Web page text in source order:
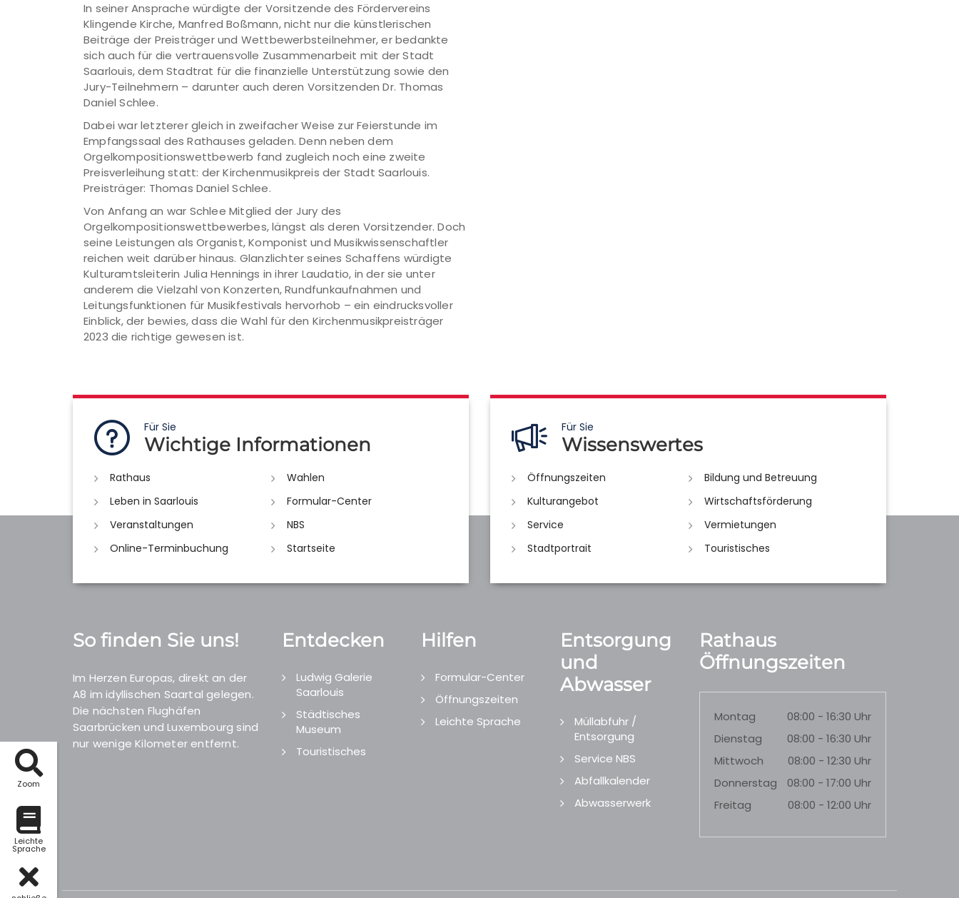
Zoom
Leichte
Sprache
In seiner Ansprache würdigte der Vorsitzende des Fördervereins
Klingende Kirche, Manfred Boßmann, nicht nur die künstlerischen
Beiträge der Preisträger und Wettbewerbsteilnehmer, er bedankte
sich auch für die vertrauensvolle Zusammenarbeit mit der Stadt
Saarlouis, dem Stadtrat für die finanzielle Unterstützung sowie den
Jury-Teilnehmern – darunter auch deren Vorsitzenden Dr. Thomas
Daniel Schlee.
Dabei war letzterer gleich in zweifacher Weise zur Feierstunde im
Empfangssaal des Rathauses geladen. Denn neben dem
Orgelkompositionswettbewerb fand zugleich noch eine zweite
Preisverleihung statt: der Kirchenmusikpreis der Stadt Saarlouis.
Preisträger: Thomas Daniel Schlee.
Von Anfang an war Schlee Mitglied der Jury des
Orgelkompositionswettbewerbes, längst als deren Vorsitzender. Doch
seine Leistungen als Organist, Komponist und Musikwissenschaftler
reichen weit darüber hinaus. Glanzlichter seines Schaffens würdigte
Kulturamtsleiterin Julia Hennings in ihrer Laudatio, in der sie unter
anderem die Vielzahl von Konzerten, Rundfunkaufnahmen und
Leitungsfunktionen für Musikfestivals hervorhob – ein eindrucksvoller
Einblick, der bewies, dass die Wahl für den Kirchenmusikpreisträger
2023 die richtige gewesen ist.
Für Sie
Wichtige Informationen
Rathaus
Wahlen
Leben in Saarlouis
Formular-Center
Veranstaltungen
NBS
Online-Terminbuchung
Startseite
Für Sie
Wissenswertes
Öffnungszeiten
Bildung und Betreuung
Kulturangebot
Wirtschaftsförderung
Service
Vermietungen
Stadtportrait
Touristisches
So finden Sie uns!
Im Herzen Europas, direkt an der
A8 im idyllischen Saartal gelegen.
Die nächsten Flughäfen
Saarbrücken und Luxembourg sind
nur wenige Kilometer entfernt.
Entdecken
Ludwig Galerie
Saarlouis
Städtisches
Museum
Touristisches
Hilfen
Formular-Center
Öffnungszeiten
Leichte Sprache
Entsorgung
und
Abwasser
Müllabfuhr /
Entsorgung
Service NBS
Abfallkalender
Abwasserwerk
Rathaus
Öffnungszeiten
Montag
08:00 - 16:30 Uhr
Dienstag
08:00 - 16:30 Uhr
Mittwoch
08:00 - 12:30 Uhr
Donnerstag
08:00 - 17:00 Uhr
Freitag
08:00 - 12:00 Uhr